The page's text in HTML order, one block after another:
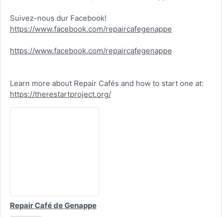
Suivez-nous dur Facebook!
https://www.facebook.com/repaircafegenappe
https://www.facebook.com/repaircafegenappe
Learn more about Repair Cafés and how to start one at:
https://therestartproject.org/
Repair Café de Genappe